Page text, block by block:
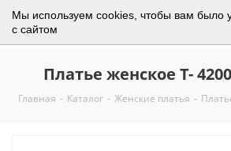
Мы используем cookies, чтобы вам было
с сайтом
Платье женское Т-
Главная - Каталог - Женские платья -